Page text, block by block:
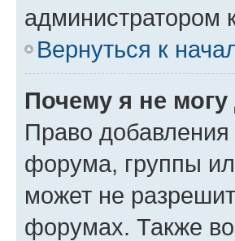
администратором
Вернуться к
Почему я не
Право
форума, группы
может не
форумах. Также